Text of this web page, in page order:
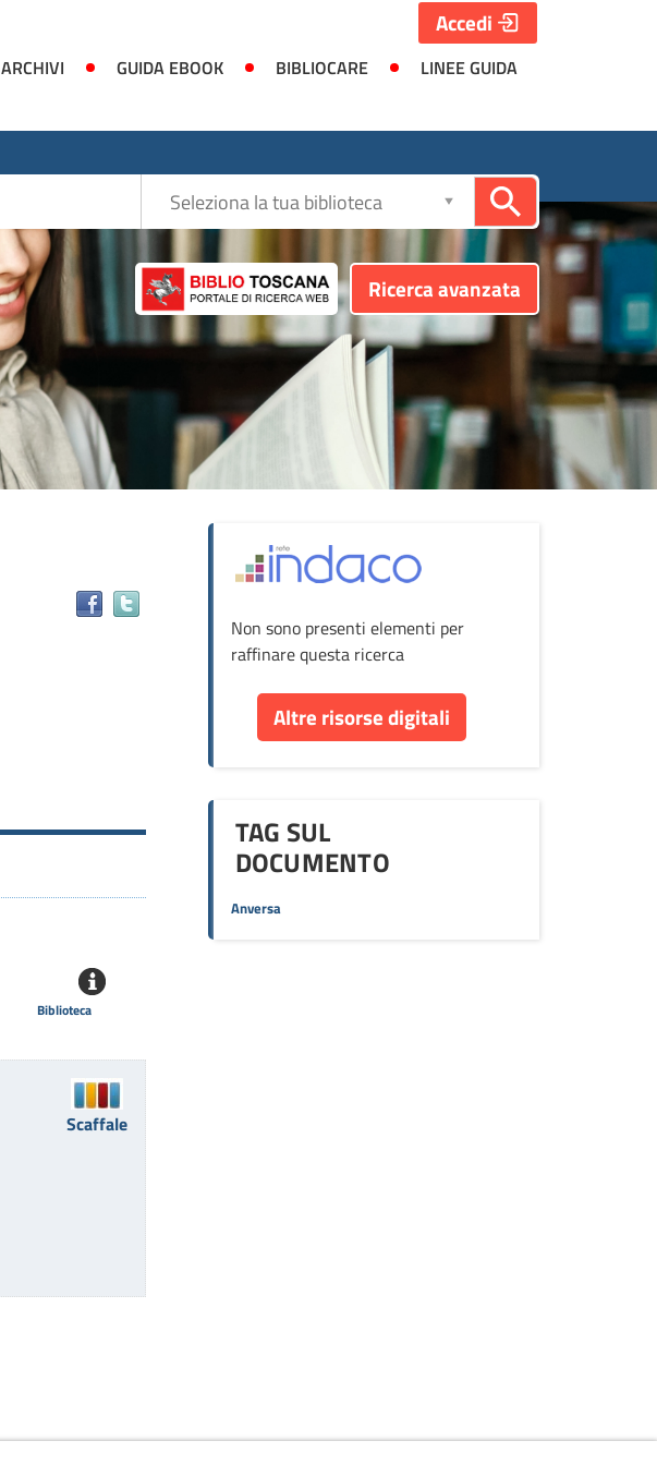
ARCHIVI GUIDA EBOOK BIBLIOCARE
LINEE GUIDA
Accedi
Ricerca avanzata
Seleziona
la
Biblioteca
Scaffale
Non sono presenti elementi per
raffinare questa ricerca
Altre risorse digitali
TAG SUL
DOCUMENTO
Anversa